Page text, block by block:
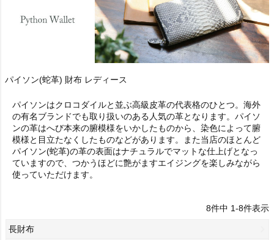
パイソン(蛇革) 財布 レディース
パイソンはクロコダイルと並ぶ高級皮革の代表格のひとつ。海外
の有名ブランドでも取り扱いのある人気の革となります。パイソ
ンの革はへび本来の腑模様をいかしたものから、染色によって腑
模様と目立たなくしたものなどがあります。また当店のほとんど
パイソン(蛇革)の革の表面はナチュラルでマットな仕上げとなっ
ていますので、つかうほどに艶がますエイジングを楽しみながら
使っていただけます。
8件中 1-8件表示
長財布